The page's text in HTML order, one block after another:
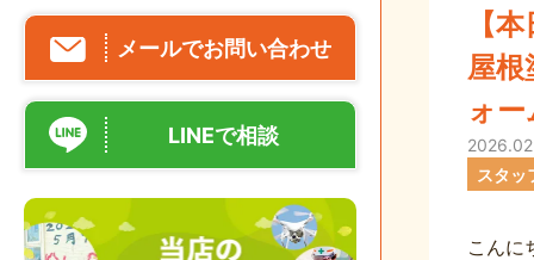
メールでお問い合わせ
LINEで相談
【
屋
ォ
スタッ
こん